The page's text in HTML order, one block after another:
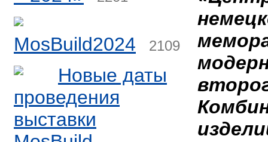
MosBuild2024 2109
Новые даты
проведения
выставки